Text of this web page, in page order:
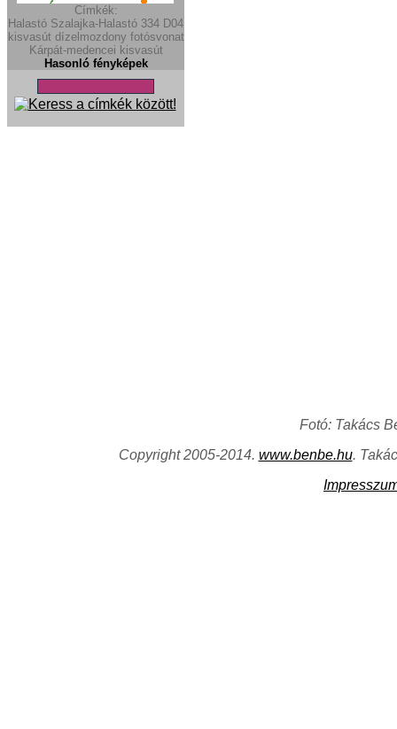
Címkék:
Halastó Szalajka-Halastó 334 D04
kisvasút dízelmozdony fotósvonat
Kárpát-medencei kisvasút
Hasonló fényképek
Fotó: Takács
Copyright 2005-2014. www.benbe.hu.